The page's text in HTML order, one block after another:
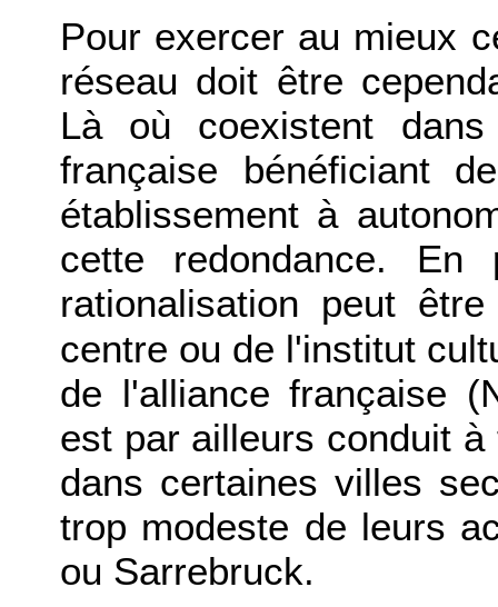
Pour exercer au mieux
réseau doit être
Là où coexistent
française bénéficiant
établissement à
cette redondance. En
rationalisation peut
centre ou de l'institut
de l'alliance française
est par ailleurs conduit
dans certaines villes
trop modeste de leurs
ou Sarrebruck.